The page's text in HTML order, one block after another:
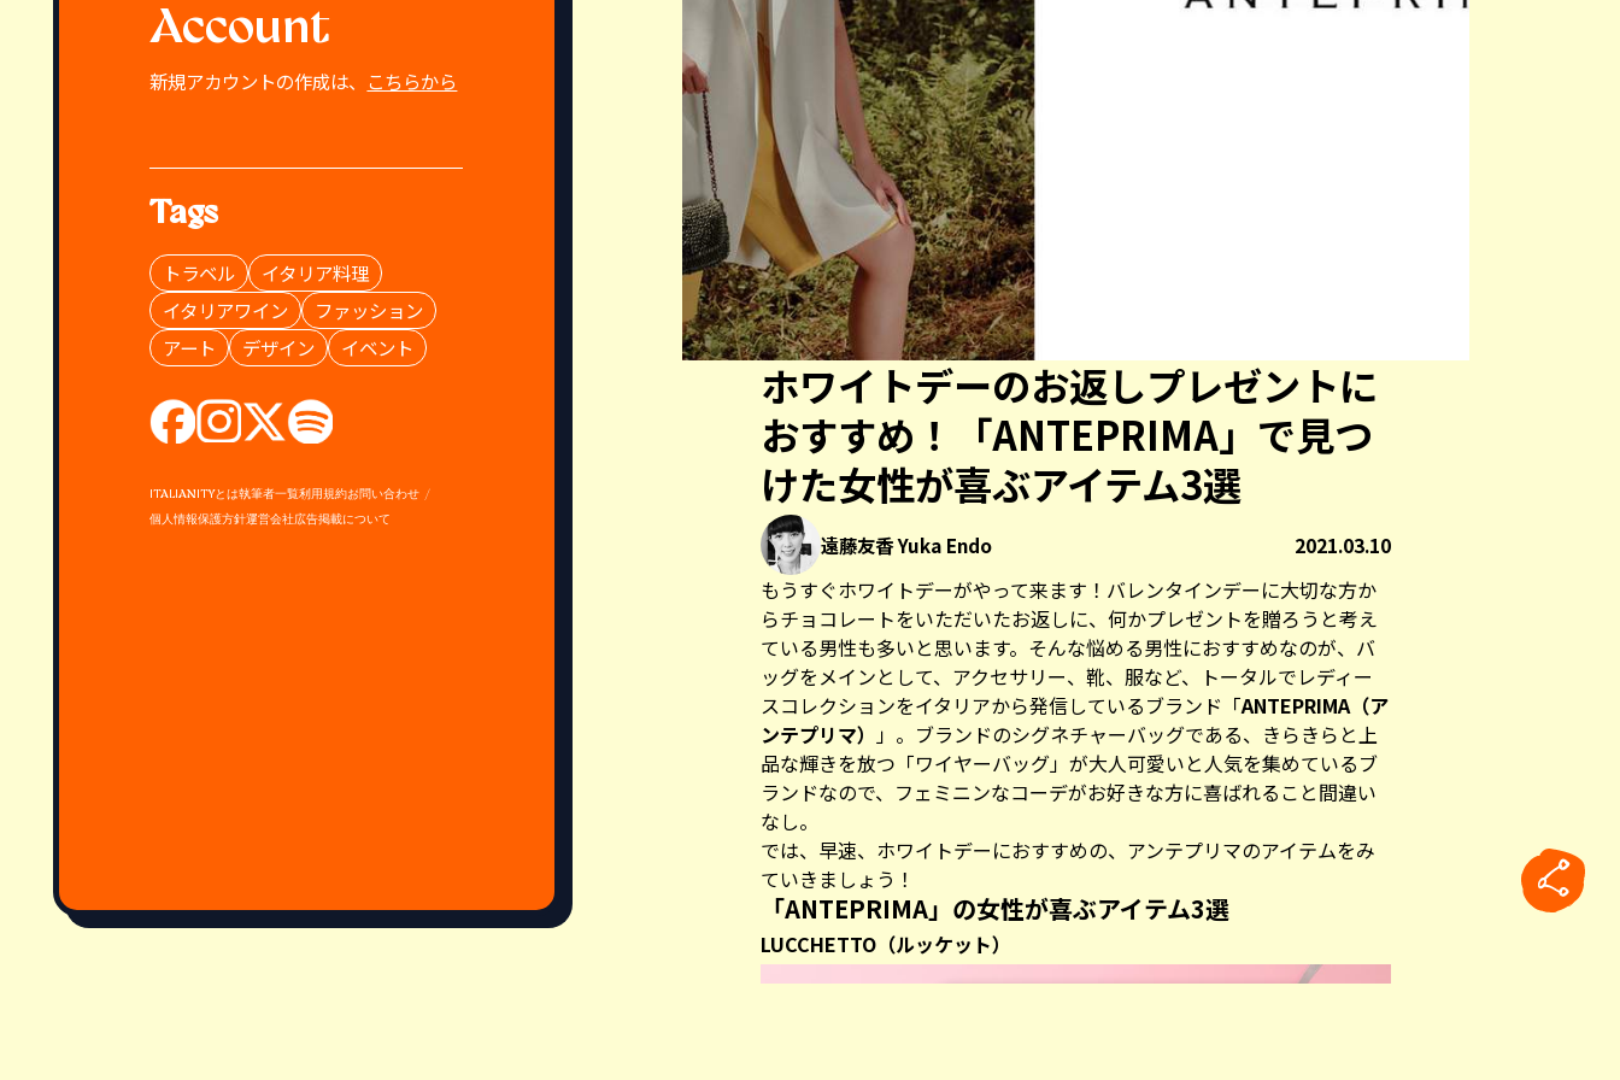
Account
新規アカウントの作成は、 こちらから
Tags
トラベル
イタリア料理
イタリアワイン
ファッション
アート
デザイン イベント
ITALIANITYとは執筆者一覧利用規約お問い合わせ
個人情報保護方針運営会社広告掲載について
ホワイトデーのお返しプレゼントに
おすすめ！「ANTEPRIMA」で見つ
けた女性が喜ぶアイテム3選
遠藤友香 Yuka Endo 2021.03.10
もうすぐホワイトデーがやって来ます！バレンタインデーに大切な方か
らチョコレートをいただいたお返しに、何かプレゼントを贈ろうと考え
ている男性も多いと思います。そんな悩める男性におすすめなのが、バ
ッグをメインとして、アクセサリー、靴、服など、トータルでレディー
スコレクションをイタリアから発信しているブランド「ANTEPRIMA（ア
ンテプリマ）」。ブランドのシグネチャーバッグである、きらきらと上
品な輝きを放つ「ワイヤーバッグ」が大人可愛いと人気を集めているブ
ランドなので、フェミニンなコーデがお好きな方に喜ばれること間違い
なし。
では、早速、ホワイトデーにおすすめの、アンテプリマのアイテムをみ
ていきましょう！
「ANTEPRIMA」の女性が喜ぶアイテム3選
LUCCHETTO（ルッケット）